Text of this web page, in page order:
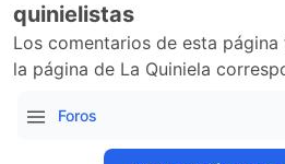
quinielistas
Los comentarios de esta página
la página de La Quiniela
Foros